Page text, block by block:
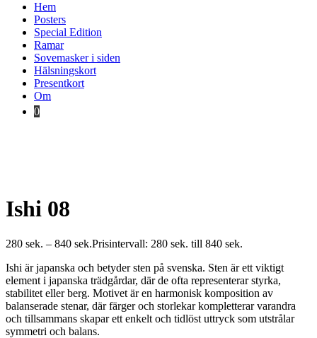
Hem
Posters
Special Edition
Ramar
Sovemasker i siden
Hälsningskort
Presentkort
Om
0
Ishi 08
280 sek. – 840 sek.Prisintervall: 280 sek. till 840 sek.
Ishi är japanska och betyder sten på svenska. Sten är ett viktigt
element i japanska trädgårdar, där de ofta representerar styrka,
stabilitet eller berg. Motivet är en harmonisk komposition av
balanserade stenar, där färger och storlekar kompletterar varandra
och tillsammans skapar ett enkelt och tidlöst uttryck som utstrålar
symmetri och balans.